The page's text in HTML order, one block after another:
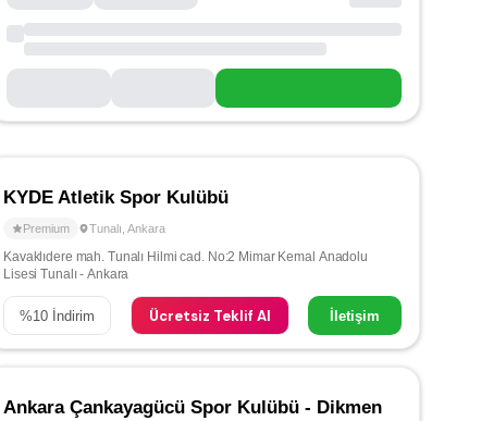
KYDE Atletik Spor Kulübü
Premium Tunalı Ankara
Kavaklıdere mah. Tunalı Hilmi cad. No:2 Mimar Kemal Anadolu
Lisesi Tunalı - Ankara
%10 İndirim Ücretsiz Teklif Al İletişim
Ankara Çankayagücü Spor Kulübü - Dikmen